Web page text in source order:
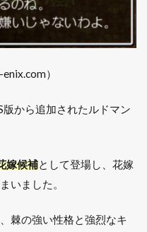
）
から追加されたルドマン
嫁候補として登場し、花嫁
いました。
棘の強い性格と強烈なキ